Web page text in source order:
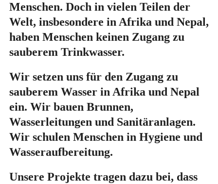
Menschen. Doch in vielen Teilen der
Welt, insbesondere in Afrika und Nepal,
haben Menschen keinen Zugang zu
sauberem Trinkwasser.
Wir setzen uns für den Zugang zu
sauberem Wasser in Afrika und Nepal
ein. Wir bauen Brunnen,
Wasserleitungen und Sanitäranlagen.
Wir schulen Menschen in Hygiene und
Wasseraufbereitung.
Unsere Projekte tragen dazu bei, dass